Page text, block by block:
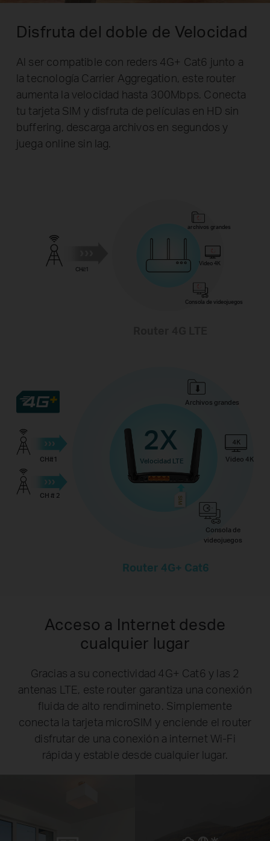
Disfruta del doble de Velocidad
Al ser compatible con reders 4G+ Cat6 junto a
la tecnología Carrier Aggregation, este router
aumenta la velocidad hasta 300Mbps. Conecta
tu tarjeta SIM y disfruta de películas en HD sin
buffering, descarga archivos en segundos y
juega online sin lag.
CH#1
Consola de videojuegos
Video 4K
archivos grandes
CH#1
CH # 2
Archivos grandes
Consola de
videojuegos
Video 4K
Router 4G+ Cat6
Velocidad LTE
2X
Acceso a Internet desde
cualquier lugar
Gracias a su conectividad 4G+ Cat6 y las 2
antenas LTE, este router garantiza una conexión
fluida de alto rendimineto. Simplemente
conecta la tarjeta microSIM y enciende el router
disfrutar de una conexión a internet Wi-Fi
rápida y estable desde cualquier lugar.